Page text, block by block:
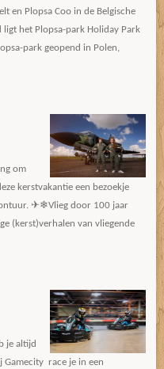
en Plopsa Coo in de Belgische
het Plopsa-park Holiday Park
park geopend in Polen,
om
kerstvakantie een bezoekje
✈❄Vlieg door 100 jaar
(kerst)verhalen van vliegende
je altijd
Gamecity race je in een